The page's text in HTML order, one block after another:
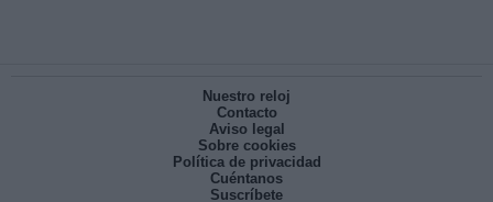
Nuestro reloj
Contacto
Aviso legal
Sobre cookies
Política de privacidad
Cuéntanos
Suscríbete